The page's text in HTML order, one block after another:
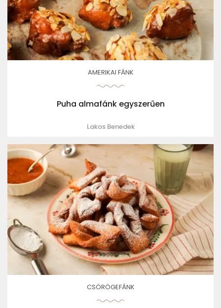
AMERIKAI FÁNK
Puha almafánk egyszerűen
Lakos Benedek
CSÖRÖGEFÁNK